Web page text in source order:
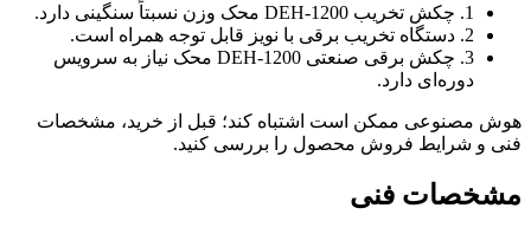
1. چکش تخریب DEH-1200 محک وزن نسبتاً سنگینی دارد.
2. دستگاه تخریب برقی با نویز قابل توجه همراه است.
3. چکش برقی صنعتی DEH-1200 محک نیاز به سرویس
دوره‌ای دارد.
هوش مصنوعی ممکن است اشتباه کند؛ قبل از خرید، مشخصات
فنی و شرایط فروش محصول را بررسی کنید.
مشخصات فنی